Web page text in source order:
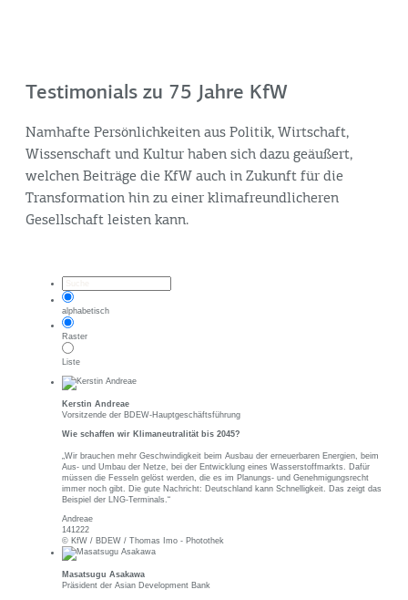
Testimonials zu 75 Jahre KfW
Namhafte Persönlichkeiten aus Politik, Wirtschaft,
Wissenschaft und Kultur haben sich dazu geäußert,
welchen Beiträge die KfW auch in Zukunft für die
Transformation hin zu einer klimafreundlicheren
Gesellschaft leisten kann.
alphabetisch
Raster
Liste
Kerstin Andreae
Vorsitzende der BDEW-Hauptgeschäftsführung
Wie schaffen wir Klimaneutralität bis 2045?
„Wir brauchen mehr Geschwindigkeit beim Ausbau der erneuerbaren Energien, beim
Aus- und Umbau der Netze, bei der Entwicklung eines Wasserstoffmarkts. Dafür
müssen die Fesseln gelöst werden, die es im Planungs- und Genehmigungsrecht
immer noch gibt. Die gute Nachricht: Deutschland kann Schnelligkeit. Das zeigt das
Beispiel der LNG-Terminals.“
Andreae
141222
© KfW / BDEW / Thomas Imo - Photothek
Masatsugu Asakawa
Präsident der Asian Development Bank